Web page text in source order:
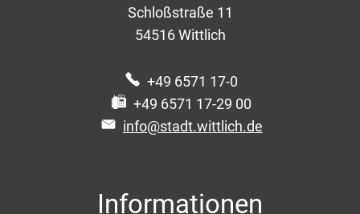
Schloßstraße 11
54516 Wittlich
+49 6571 17-0
+49 6571 17-29 00
info@stadt.wittlich.de
Informationen